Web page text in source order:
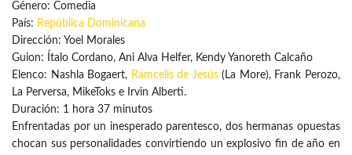
Género: Comedia
País: República Dominicana
Dirección: Yoel Morales
Guion: Ítalo Cordano, Ani Alva Helfer, Kendy Yanoreth Calcaño
Elenco: Nashla Bogaert, Ramcelis de Jesús(La More), Frank Perozo,
La Perversa, MikeToks e Irvin Alberti.
Duración: 1 hora 37 minutos
Enfrentadas por un inesperado parentesco, dos hermanas opuestas
chocan sus personalidades convirtiendo un explosivo fin de año en